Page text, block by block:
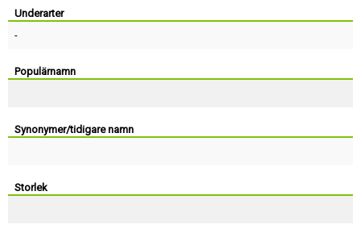
Underarter
-
Populärnamn
Synonymer/tidigare namn
Storlek